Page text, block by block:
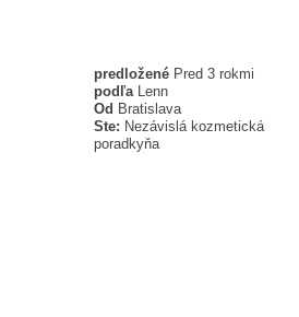
predložené Pred 3 rokmi
podľa Lenn
Od Bratislava
Ste: Nezávislá kozmetická
poradkyňa